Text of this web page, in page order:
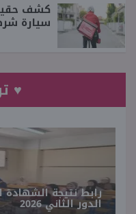
كشف
سيارة
♥
رابط نتيجة الشهادة
الدور الثاني 2026